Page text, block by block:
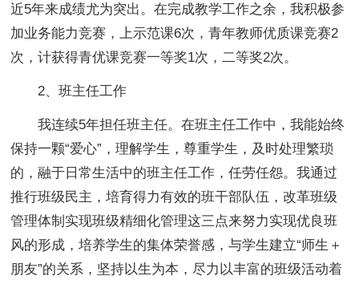
近5年来成绩尤为突出。在完成教学工作之余，我积极参
加业务能力竞赛，上示范课6次，青年教师优质课竞赛2
次，计获得青优课竞赛一等奖1次，二等奖2次。
2、班主任工作
我连续5年担任班主任。在班主任工作中，我能始终
保持一颗“爱心”，理解学生，尊重学生，及时处理繁琐
的，融于日常生活中的班主任工作，任劳任怨。我通过
推行班级民主，培育得力有效的班干部队伍，改革班级
管理体制实现班级精细化管理这三点来努力实现优良班
风的形成，培养学生的集体荣誉感，与学生建立“师生＋
朋友”的关系，坚持以生为本，尽力以丰富的班级活动着